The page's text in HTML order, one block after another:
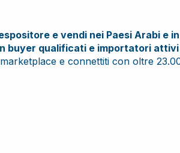
e vendi nei Paesi Arabi e
buyer qualificati e importatori
e connettiti con oltre